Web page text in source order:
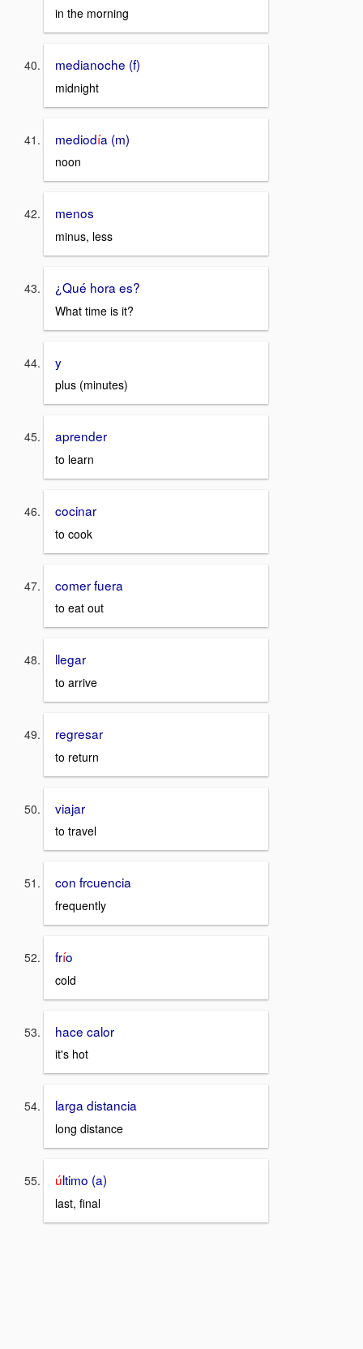
in the morning
medianoche (f)
midnight
mediodía (m)
noon
menos
minus, less
¿Qué hora es?
What time is it?
y
plus (minutes)
aprender
to learn
cocinar
to cook
comer fuera
to eat out
llegar
to arrive
regresar
to return
viajar
to travel
con frcuencia
frequently
frío
cold
hace calor
it's hot
larga distancia
long distance
último (a)
last, final